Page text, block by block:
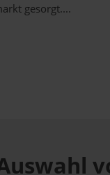
gesorgt....